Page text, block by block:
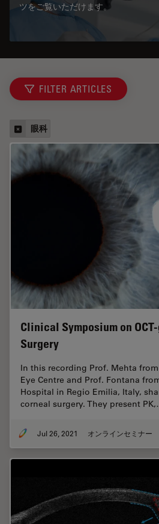
ツをご覧いただけます。
FILTER ARTICLES
眼科
Clinical Symposium on
Surgery
In this recording Prof. Mehta
Eye Centre and Prof. Fontana
Hospital in Regio Emilia, Italy,
corneal surgery. They present
Jul 26, 2021 オンラインセミナー